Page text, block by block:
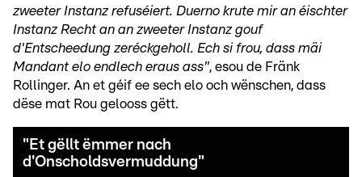
zweeter Instanz refuséiert. Duerno krute mir an éischter
Instanz Recht an an zweeter Instanz gouf
d'Entscheedung zeréckgeholl. Ech si frou, dass mäi
Mandant elo endlech eraus ass", esou de Fränk
Rollinger. An et géif ee sech elo och wënschen, dass
dëse mat Rou gelooss gëtt.
"Et gëllt ëmmer nach
d'Onscholdsvermuddung"